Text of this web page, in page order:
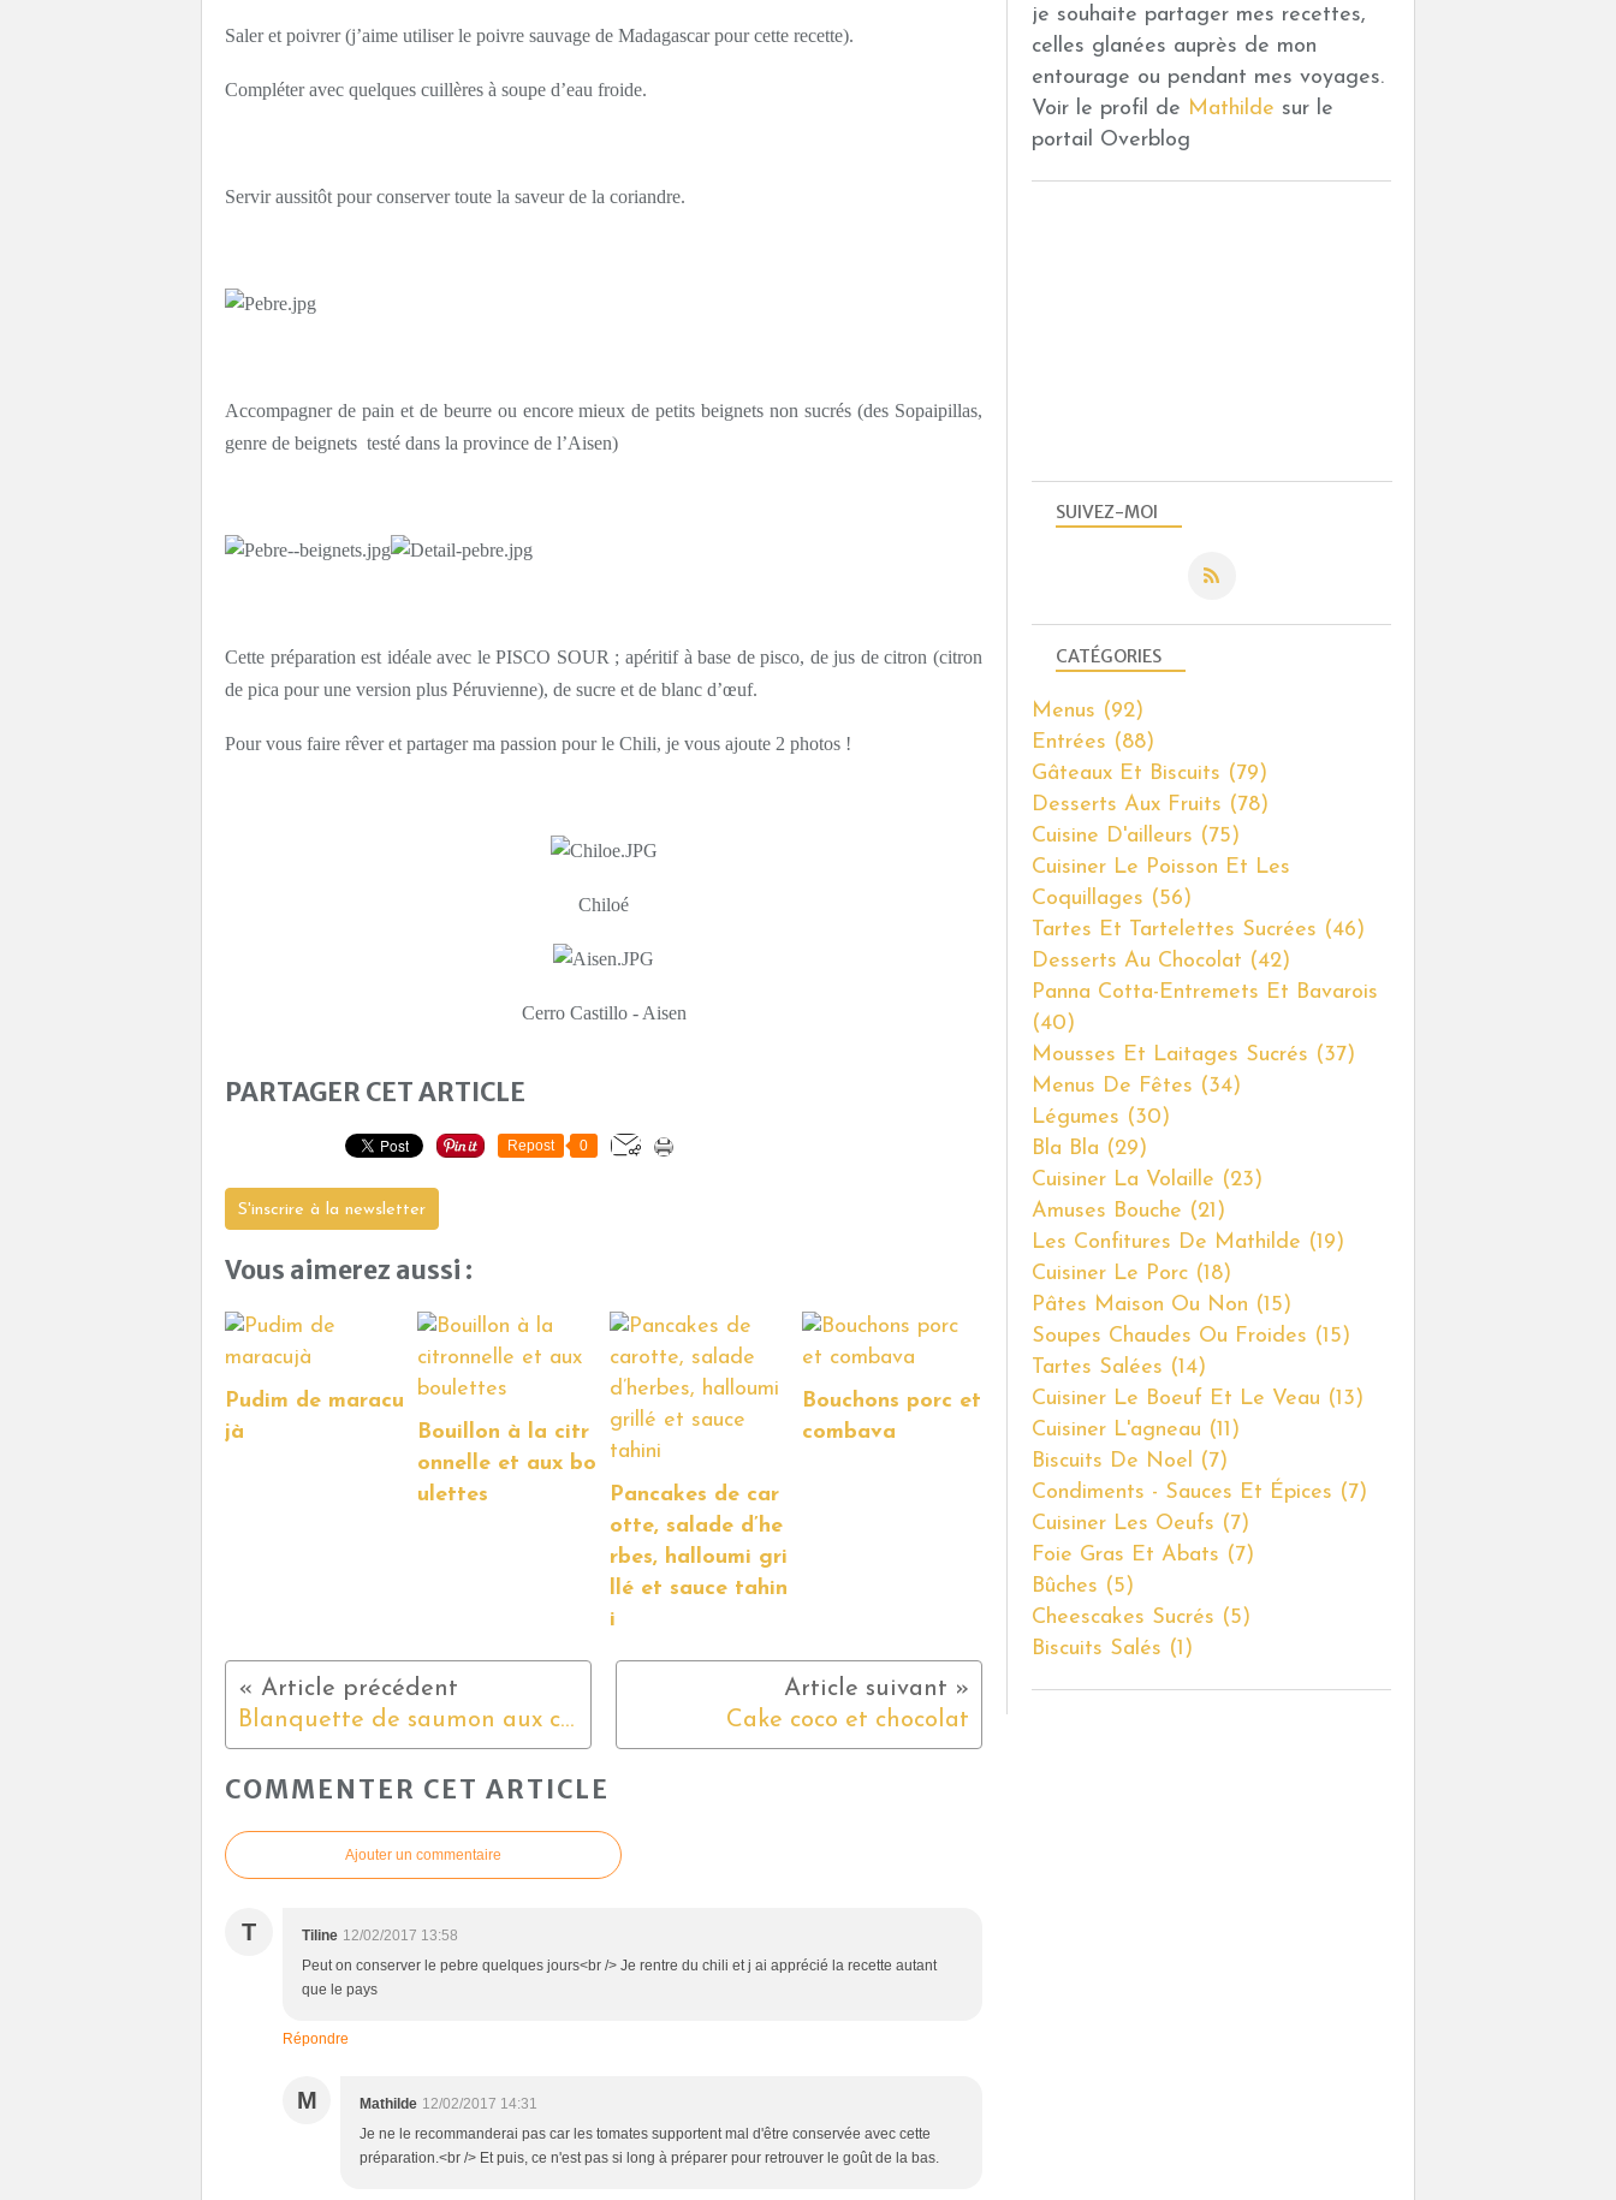
Saler et poivrer (j’aime utiliser le poivre sauvage de Madagascar pour cette recette).
Compléter avec quelques cuillères à soupe d’eau froide.
Servir aussitôt pour conserver toute la saveur de la coriandre.
Accompagner de pain et de beurre ou encore mieux de petits beignets non sucrés (des Sopaipillas,
genre de beignets testé dans la province de l’Aisen)
Cette préparation est idéale avec le PISCO SOUR ; apéritif à base de pisco, de jus de citron (citron
de pica pour une version plus Péruvienne), de sucre et de blanc d’œuf.
Pour vous faire rêver et partager ma passion pour le Chili, je vous ajoute 2 photos !
Chiloé
Cerro Castillo - Aisen
PARTAGER CET ARTICLE
Repost 0
S'inscrire à la newsletter
Vous aimerez aussi :
Pudim de maracu
jà
Bouillon à la citr
onnelle et aux bo
ulettes
Pancakes de car
otte, salade d’he
rbes, halloumi gri
llé et sauce tahin
i
Bouchons porc et
combava
Blanquette de saumon aux coquillages épicés Cake coco et chocolat
COMMENTER CET ARTICLE
Ajouter un commentaire
T Tiline 12/02/2017 13:58
Peut on conserver le pebre quelques jours<br /> Je rentre du chili et j ai apprécié la recette autant
que le pays
Répondre
M Mathilde 12/02/2017 14:31
Je ne le recommanderai pas car les tomates supportent mal d'être conservée avec cette
préparation.<br /> Et puis, ce n'est pas si long à préparer pour retrouver le goût de la bas.
SUIVEZ-MOI
je souhaite partager mes recettes,
celles glanées auprès de mon
entourage ou pendant mes voyages.
Voir le profil de Mathilde sur le
portail Overblog
CATÉGORIES
Menus (92)
Entrées (88)
Gâteaux Et Biscuits (79)
Desserts Aux Fruits (78)
Cuisine D'ailleurs (75)
Cuisiner Le Poisson Et Les
Coquillages (56)
Tartes Et Tartelettes Sucrées (46)
Desserts Au Chocolat (42)
Panna Cotta-Entremets Et Bavarois
(40)
Mousses Et Laitages Sucrés (37)
Menus De Fêtes (34)
Légumes (30)
Bla Bla (29)
Cuisiner La Volaille (23)
Amuses Bouche (21)
Les Confitures De Mathilde (19)
Cuisiner Le Porc (18)
Pâtes Maison Ou Non (15)
Soupes Chaudes Ou Froides (15)
Tartes Salées (14)
Cuisiner Le Boeuf Et Le Veau (13)
Cuisiner L'agneau (11)
Biscuits De Noel
(7)
Condiments - Sauces Et Épices (7)
Cuisiner Les Oeufs (7)
Foie Gras Et Abats (7)
Bûches (5)
Cheescakes Sucrés (5)
Biscuits Salés (1)